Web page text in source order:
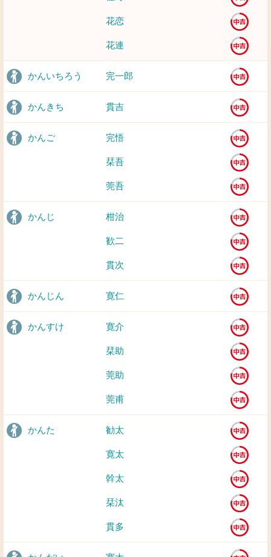
花恋
花連
かんいちろう 完一郎
かんきち 貫吉
かんご 完悟
栞吾
莞吾
かんじ 柑治
歓二
貫次
かんじん 寛仁
かんすけ 寛介
栞助
莞助
莞甫
かんた 勧太
寛太
幹太
栞汰
貫多